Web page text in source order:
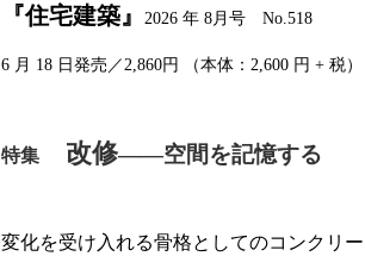
『住宅建築』 2026 年 8月号 No.518
6 月 18 日発売／ 2,860円 （本体：2,600 円 + 税）
特集 改修――空間を記憶する
変化を受け入れる骨格としてのコンクリ